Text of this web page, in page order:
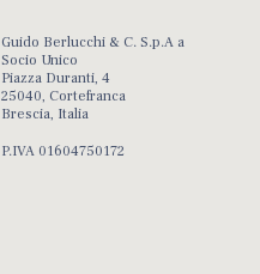
Guido Berlucchi & C. S.p.A a
Socio Unico
Piazza Duranti, 4
25040, Cortefranca
Brescia, Italia
P.IVA 01604750172